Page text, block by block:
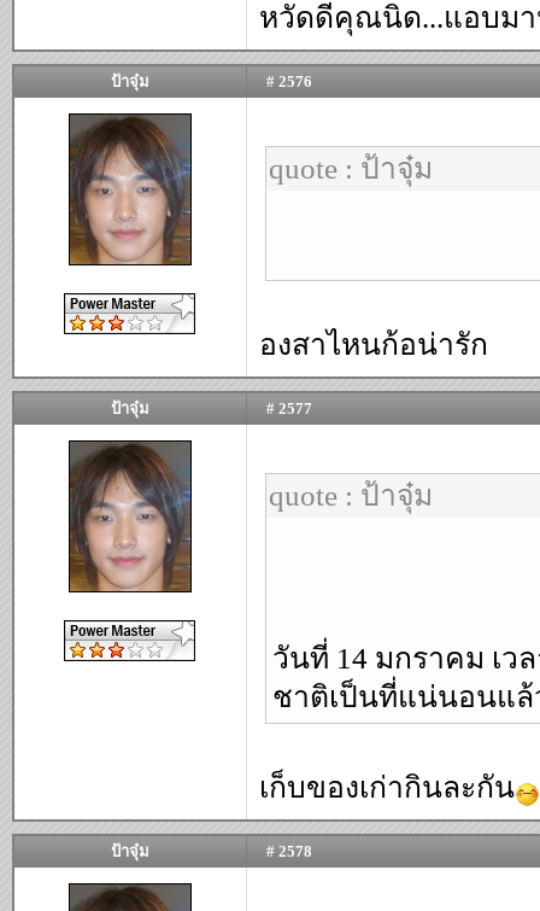
หวัดดีคุณนิด...แอบมา
ป้าจุ๋ม # 2576
quote : ป้าจุ๋ม
องสาไหนก้อน่ารัก
ป้าจุ๋ม # 2577
quote : ป้าจุ๋ม
วันที่ 14 มกราคม เว
ชาติเป็นที่แน่นอนแล้
เก็บของเก่ากินละกัน
ป้าจุ๋ม # 2578